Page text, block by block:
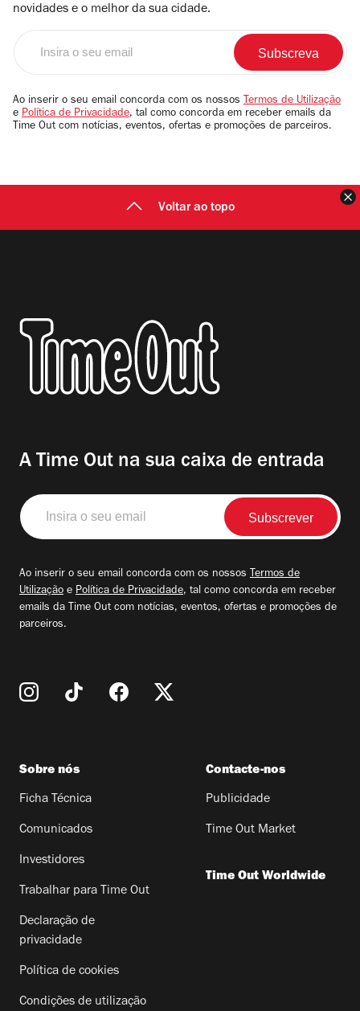
novidades e o melhor da sua cidade.
email
Ao inserir o seu email concorda com os nossos Termos de Utilização
e Política de Privacidade, tal como concorda em receber emails da
Time Out com notícias, eventos, ofertas e promoções de parceiros.
Voltar ao topo
A Time Out na sua caixa de entrada
Insira
o
seu
Ao inserir o seu email concorda com os nossos Termos de
Utilização e Política de Privacidade, tal como concorda em receber
emails da Time Out com notícias, eventos, ofertas e promoções de
parceiros.
Sobre nós
Ficha Técnica
Comunicados
Investidores
Trabalhar para Time Out
Declaração de
privacidade
Política de cookies
Condições de utilização
Contacte-nos
Publicidade
Time Out Market
Time Out Worldwide